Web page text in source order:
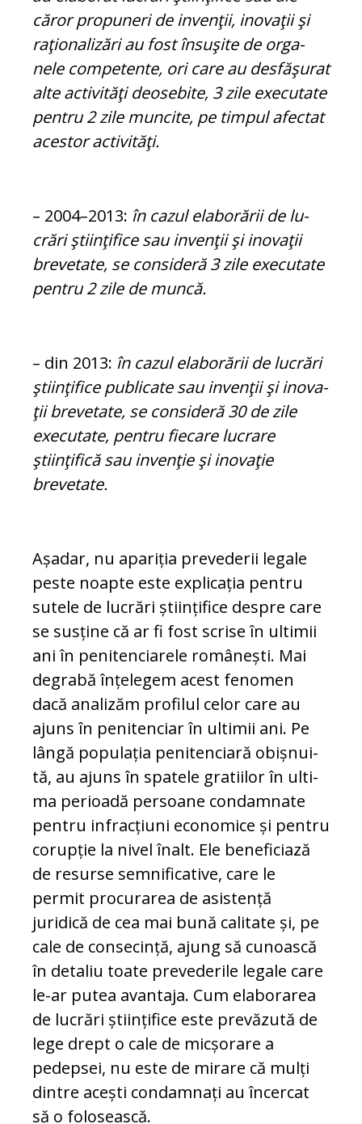
căror propuneri de in­ven­ţii, inovaţii şi
raţionalizări au fost însuşite de or­ga­
nele competente, ori care au desfăşurat
alte ac­ti­vi­tăţi deosebite, 3 zile exe­cu­tate
pentru 2 zile muncite, pe timpul afectat
acestor activităţi.
– 2004–2013: în cazul elaborării de lu­
crări ştiinţifice sau invenţii şi inovaţii
bre­vetate, se consideră 3 zile executate
pentru 2 zile de muncă.
– din 2013: în cazul elaborării de lucrări
ştiinţifice publicate sau invenţii şi ino­va­
ţii brevetate, se consideră 30 de zile
exe­cutate, pentru fiecare lucrare
ştiinţifică sau invenţie şi inovaţie
brevetate.
Așadar, nu apariția prevederii legale
peste noapte este explicația pentru
sutele de lucrări științifice despre care
se susține că ar fi fost scrise în ultimii
ani în pe­ni­ten­ciarele românești. Mai
degrabă înțelegem acest fenomen
dacă analizăm profilul ce­lor care au
ajuns în penitenciar în ultimii ani. Pe
lângă populația penitenciară obiș­nui­
tă, au ajuns în spatele gratiilor în ul­ti­
ma perioadă persoane condamnate
pentru infracțiuni economice și pentru
corupție la nivel înalt. Ele beneficiază
de resurse sem­nificative, care le
permit procurarea de asistență
juridică de cea mai bună ca­li­tate și, pe
cale de consecință, ajung să cu­noască
în detaliu toate prevederile legale care
le-ar putea avantaja. Cum elaborarea
de lucrări științifice este prevăzută de
lege drept o cale de mic­șo­rare a
pedepsei, nu este de mi­rare că mulți
dintre acești condamnați au în­cercat
să o folosească.